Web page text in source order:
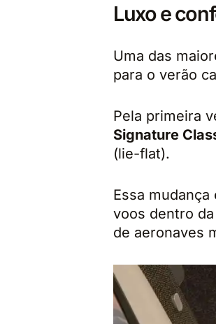
Luxo e
Uma das
para o verão
Pela primeira
Signature
(lie-flat).
Essa
voos dentro
de aeronaves